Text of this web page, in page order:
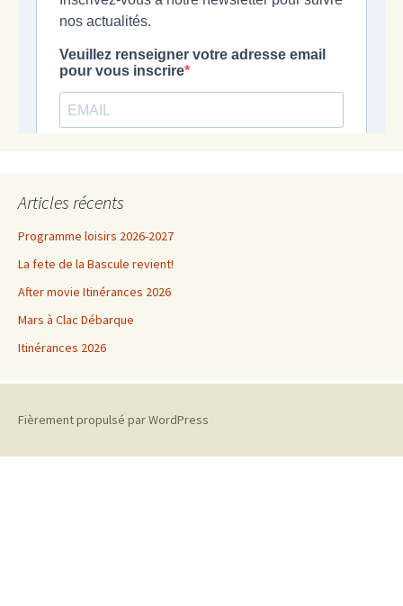
Articles récents
Programme loisirs 2026-2027
La fete de la Bascule revient!
After movie Itinérances 2026
Mars à Clac Débarque
Itinérances 2026
Fièrement propulsé par WordPress